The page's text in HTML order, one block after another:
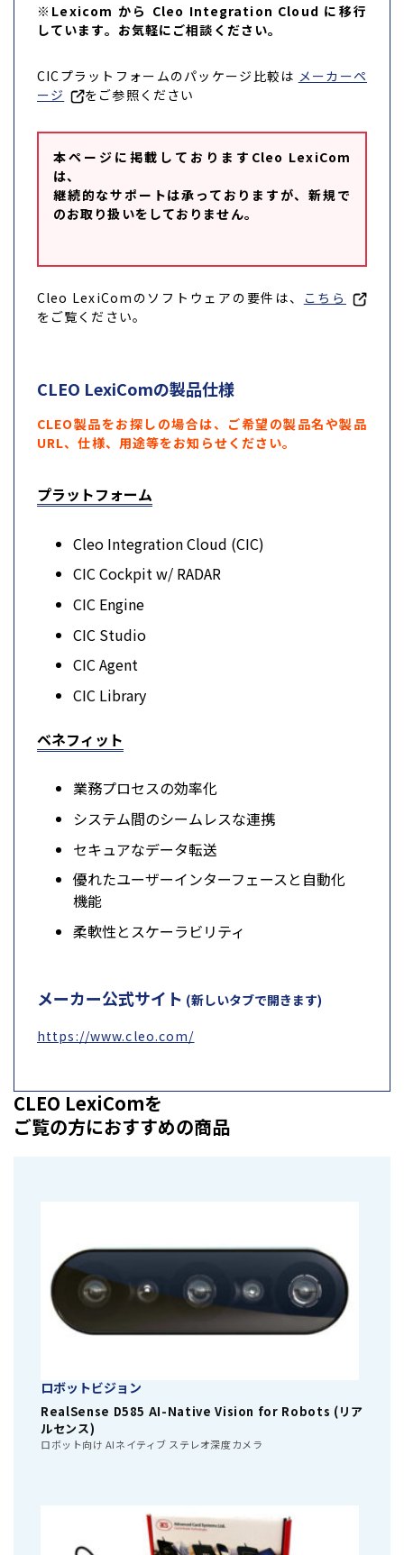
※Lexicom から Cleo Integration Cloud に移行
しています。お気軽にご相談ください。
CICプラットフォームのパッケージ比較は メーカーペ
ージ
をご参照ください
本ページに掲載しておりますCleo LexiCom
は、
継続的なサポートは承っておりますが、新規で
のお取り扱いをしておりません。
Cleo LexiComのソフトウェアの要件は、
こちら
をご覧ください。
CLEO LexiComの製品仕様
CLEO製品をお探しの場合は、ご希望の製品名や製品
URL、仕様、用途等をお知らせください。
プラットフォーム
Cleo Integration Cloud (CIC)
CIC Cockpit w/ RADAR
CIC Engine
CIC Studio
CIC Agent
CIC Library
ベネフィット
業務プロセスの効率化
システム間のシームレスな連携
セキュアなデータ転送
優れたユーザーインターフェースと自動化
機能
柔軟性とスケーラビリティ
メーカー公式サイト (新しいタブで開きます)
https://www.cleo.com/
CLEO LexiComを
ご覧の方におすすめの商品
ロボットビジョン
RealSense D585 AI-Native Vision for Robots (リア
ルセンス)
ロボット向け AIネイティブ ステレオ深度カメラ